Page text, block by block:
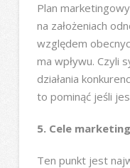
Plan
na założeniach
względem
ma wpływu. Czyli
działania
to pominąć jeśli
5. Cele
Ten punkt jest